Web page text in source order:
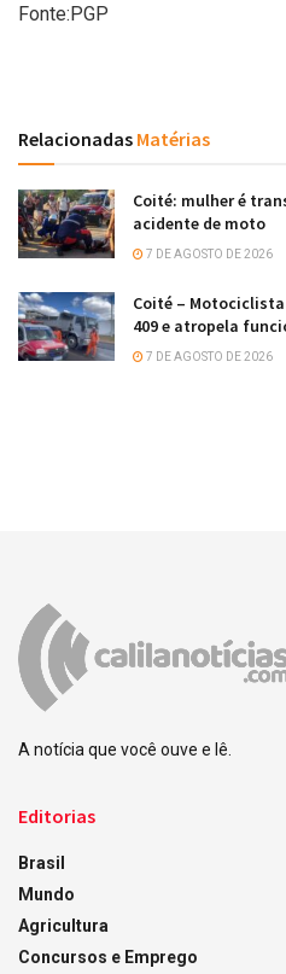
Fonte:PGP
Relacionadas Matérias
Coité: mulher é
acidente de moto
7 DE AGOSTO DE 2026
Coité –
409 e atropela
7 DE AGOSTO DE 2026
A notícia que você ouve e lê.
Editorias
Brasil
Mundo
Agricultura
Concursos e Emprego